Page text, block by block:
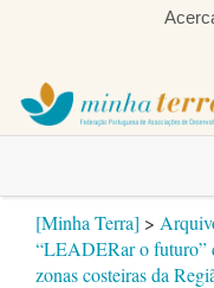
[Minha Terra] >
“LEADERar o futuro”
zonas costeiras da